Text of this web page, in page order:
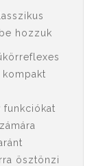
hozzuk
funkciókat
ösztönzi